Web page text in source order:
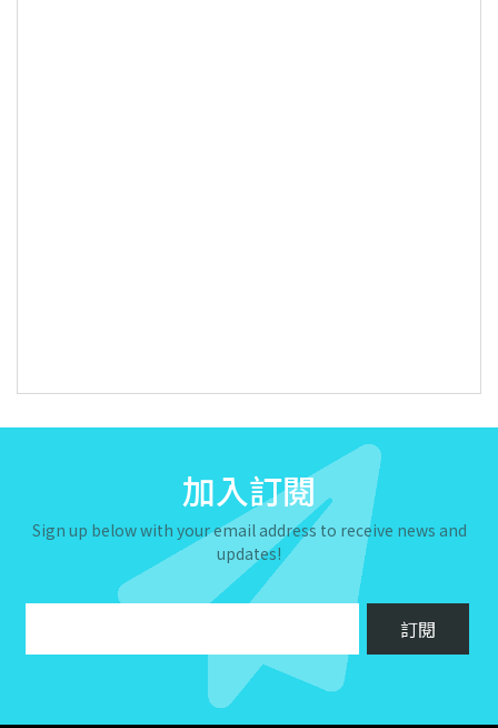
加入訂閱
Sign up below with your email address to receive news and
updates!